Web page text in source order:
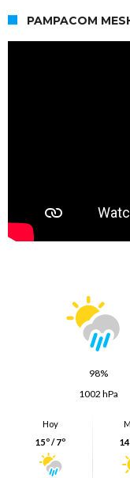
PAMPACOM
98%
1002 hPa
Hoy
15º / 7º